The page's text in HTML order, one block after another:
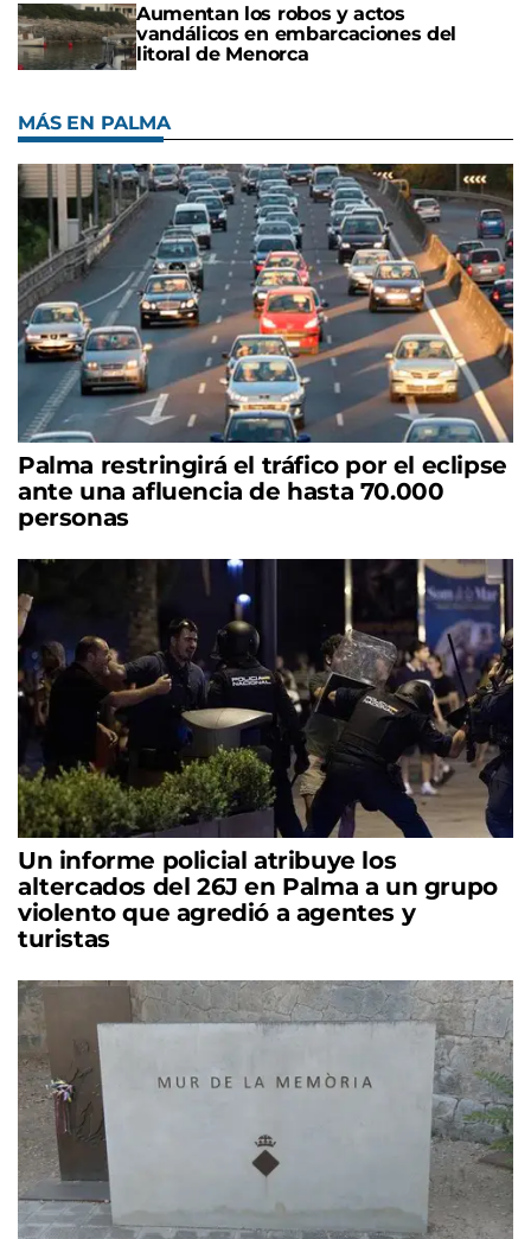
Aumentan los robos y actos
vandálicos en embarcaciones del
litoral de Menorca
MÁS EN PALMA
Palma restringirá el tráfico por el eclipse
ante una afluencia de hasta 70.000
personas
Un informe policial atribuye los
altercados del 26J en Palma a un grupo
violento que agredió a agentes y
turistas